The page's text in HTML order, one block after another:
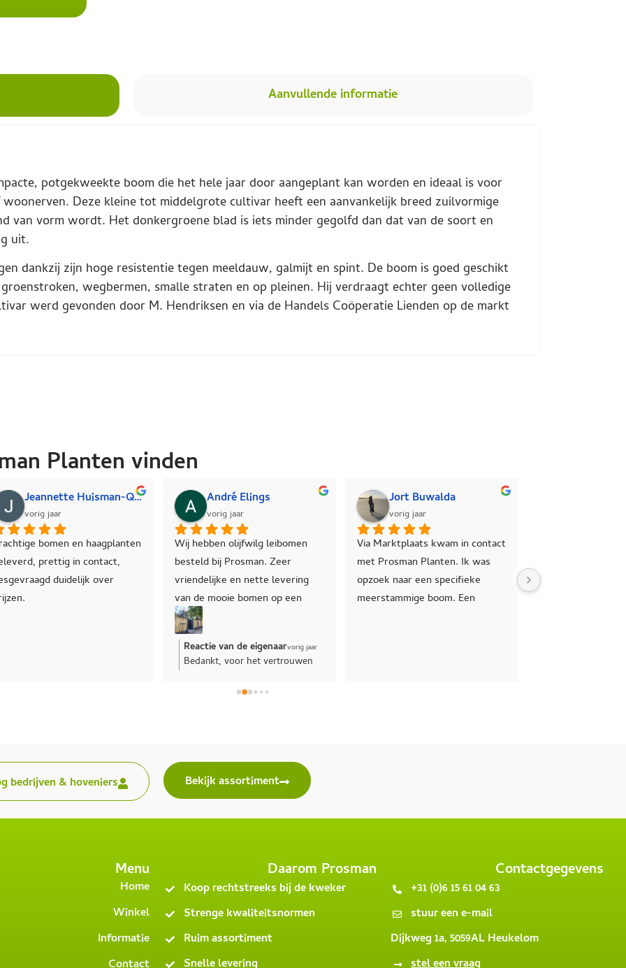
Aanvullende informatie
potgekweekte boom die het hele jaar door aangeplant kan worden en ideaal is voor
Deze kleine tot middelgrote cultivar heeft een aanvankelijk breed zuilvormige
van vorm wordt. Het donkergroene blad is iets minder gegolfd dan dat van de soort en
uit.
dankzij zijn hoge resistentie tegen meeldauw, galmijt en spint. De boom is goed geschikt
wegbermen, smalle straten en op pleinen. Hij verdraagt echter geen volledige
werd gevonden door M. Hendriksen en via de Handels Coöperatie Lienden op de markt
Planten vinden
Jeannette Huisman-Quist
haagplanten
in contact,
over
André Elings
Wij hebben olijfwilg leibomen
besteld bij Prosman. Zeer
vriendelijke en nette levering
van de mooie bomen op een
leirek, we zijn er heel blij mee!
Reactie van de eigenaar vorig jaar
Bedankt, voor het vertrouwen
Jort Buwalda
Via Marktplaats kwam in contact
met Prosman Planten. Ik was
opzoek naar een specifieke
meerstammige boom. Een
enorme prijzen. Bij Prosman
gekocht. Netjes thuis bezorgd.
De communicatie met Prosman
Planten verliep fijn. Ik kom weer
terug voor andere bomen /
Dennis Suurmond
In maart 2025 130 olijfwilg
(haagplanten) besteld.
Topkwaliteit en topservice. 10
sterren!
bedrijven & hoveniers Bekijk assortiment
Menu
Home
Winkel
Informatie
Daarom Prosman
Koop rechtstreeks bij de kweker
Strenge kwaliteitsnormen
Ruim assortiment
Contactgegevens
+31 (0)6 15 61 04 63
stuur een e-mail
Dijkweg 1a, 5059AL Heukelom